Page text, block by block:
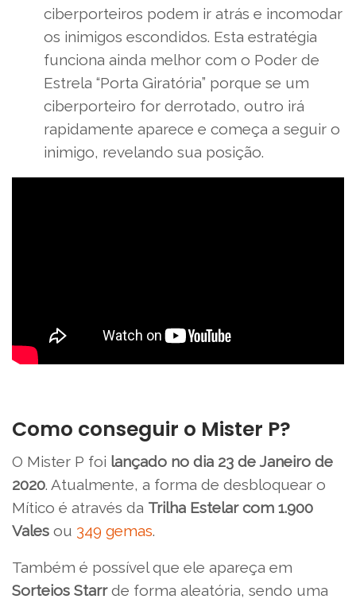
ciberporteiros podem ir atrás e incomodar
os inimigos escondidos. Esta estratégia
funciona ainda melhor com o Poder de
Estrela “Porta Giratória” porque se um
ciberporteiro for derrotado, outro irá
rapidamente aparece e começa a seguir o
inimigo, revelando sua posição.
Como conseguir o Mister P?
O Mister P foi lançado no dia 23 de Janeiro de
2020. Atualmente, a forma de desbloquear o
Mítico é através da Trilha Estelar com 1.900
Vales ou 349 gemas.
Também é possível que ele apareça em
Sorteios Starrde forma aleatória, sendo uma